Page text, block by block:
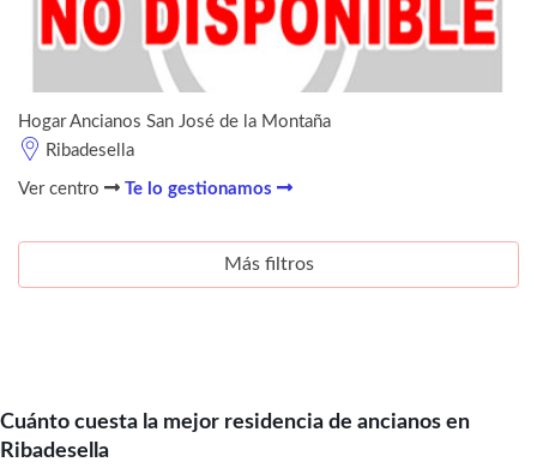
Hogar Ancianos San José de la Montaña
Ribadesella
Ver centro Te lo gestionamos
Más filtros
Cuánto cuesta la mejor residencia de ancianos en
Ribadesella